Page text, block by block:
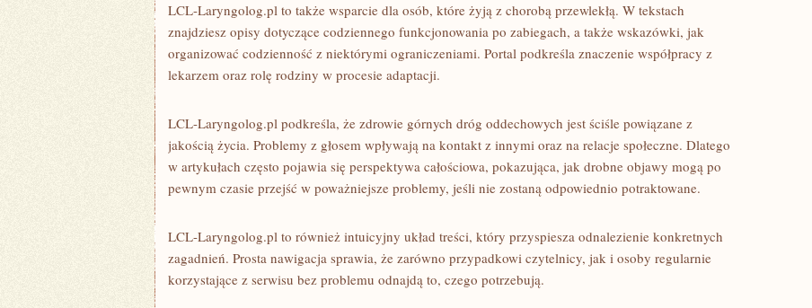
LCL-Laryngolog.pl to także wsparcie dla osób, które żyją z chorobą przewlekłą. W tekstach
znajdziesz opisy dotyczące codziennego funkcjonowania po zabiegach, a także wskazówki, jak
organizować codzienność z niektórymi ograniczeniami. Portal podkreśla znaczenie współpracy z
lekarzem oraz rolę rodziny w procesie adaptacji.
LCL-Laryngolog.pl podkreśla, że zdrowie górnych dróg oddechowych jest ściśle powiązane z
jakością życia. Problemy z głosem wpływają na kontakt z innymi oraz na relacje społeczne. Dlatego
w artykułach często pojawia się perspektywa całościowa, pokazująca, jak drobne objawy mogą po
pewnym czasie przejść w poważniejsze problemy, jeśli nie zostaną odpowiednio potraktowane.
LCL-Laryngolog.pl to również intuicyjny układ treści, który przyspiesza odnalezienie konkretnych
zagadnień. Prosta nawigacja sprawia, że zarówno przypadkowi czytelnicy, jak i osoby regularnie
korzystające z serwisu bez problemu odnajdą to, czego potrzebują.